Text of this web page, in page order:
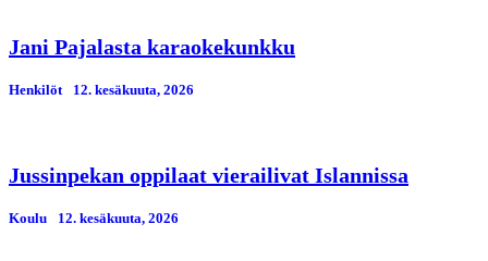
Jani Pajalasta karaokekunkku
Henkilöt 12. kesäkuuta, 2026
Jussinpekan oppilaat vierailivat Islannissa
Koulu 12. kesäkuuta, 2026